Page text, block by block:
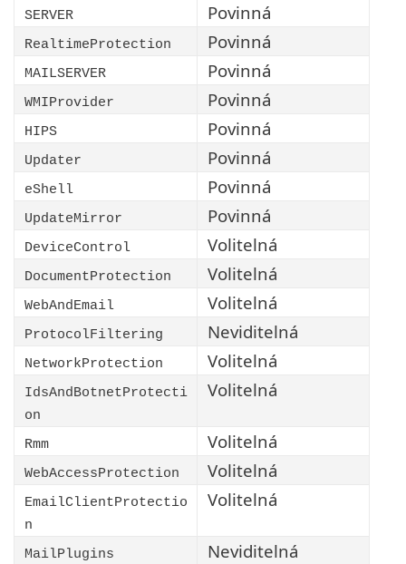
SERVER Povinná
RealtimeProtection Povinná
MAILSERVER Povinná
WMIProvider Povinná
HIPS Povinná
Updater Povinná
eShell Povinná
UpdateMirror Povinná
DeviceControl Volitelná
DocumentProtection Volitelná
WebAndEmail Volitelná
ProtocolFiltering Neviditelná
NetworkProtection Volitelná
IdsAndBotnetProtecti
on
Volitelná
Rmm Volitelná
WebAccessProtection Volitelná
EmailClientProtectio
n
Volitelná
MailPlugins Neviditelná